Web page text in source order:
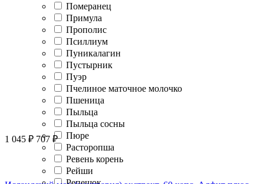
Померанец
Примула
Прополис
Псиллиум
Пуникалагин
Пустырник
Пуэр
Пчелиное маточное молочко
Пшеница
Пыльца
Пыльца сосны
Пюре
Расторопша
Ревень корень
Рейши
1 045 ₽ 707 ₽